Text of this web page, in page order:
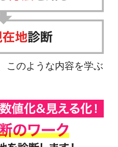
このような内容を学ぶ